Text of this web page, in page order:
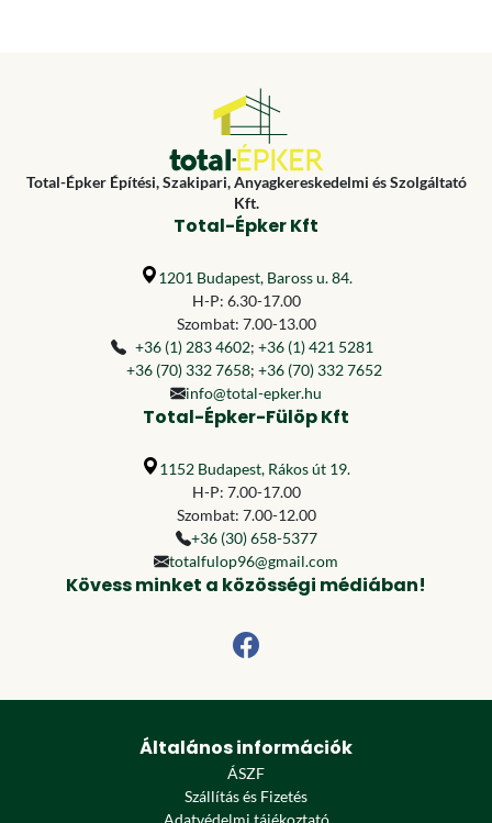
Total-Épker Építési, Szakipari, Anyagkereskedelmi és Szolgáltató
Kft.
Total-Épker Kft
1201 Budapest, Baross u. 84.
H-P: 6.30-17.00
Szombat: 7.00-13.00
+36 (1) 283 4602; +36 (1) 421 5281
+36 (70) 332 7658; +36 (70) 332 7652
info@total-epker.hu
Total-Épker-Fülöp Kft
1152 Budapest, Rákos út 19.
H-P: 7.00-17.00
Szombat: 7.00-12.00
+36 (30) 658-5377
totalfulop96@gmail.com
Kövess minket a közösségi médiában!
Általános információk
ÁSZF
Szállítás és Fizetés
Adatvédelmi tájékoztató